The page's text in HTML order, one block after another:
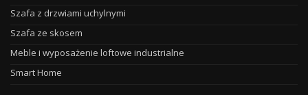
Szafa z drzwiami uchylnymi
Szafa ze skosem
Meble i wyposażenie loftowe industrialne
Smart Home